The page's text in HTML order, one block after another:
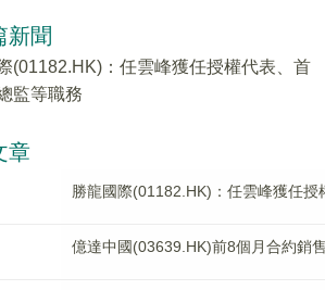
新聞
(01182.HK)：任雲峰獲任授權代表、首
監等職務
章
勝龍國際(01182.HK)：任雲峰獲任
億達中國(03639.HK)前8個月合約銷